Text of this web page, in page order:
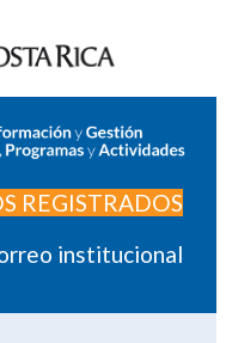
REGISTRADOS
institucional